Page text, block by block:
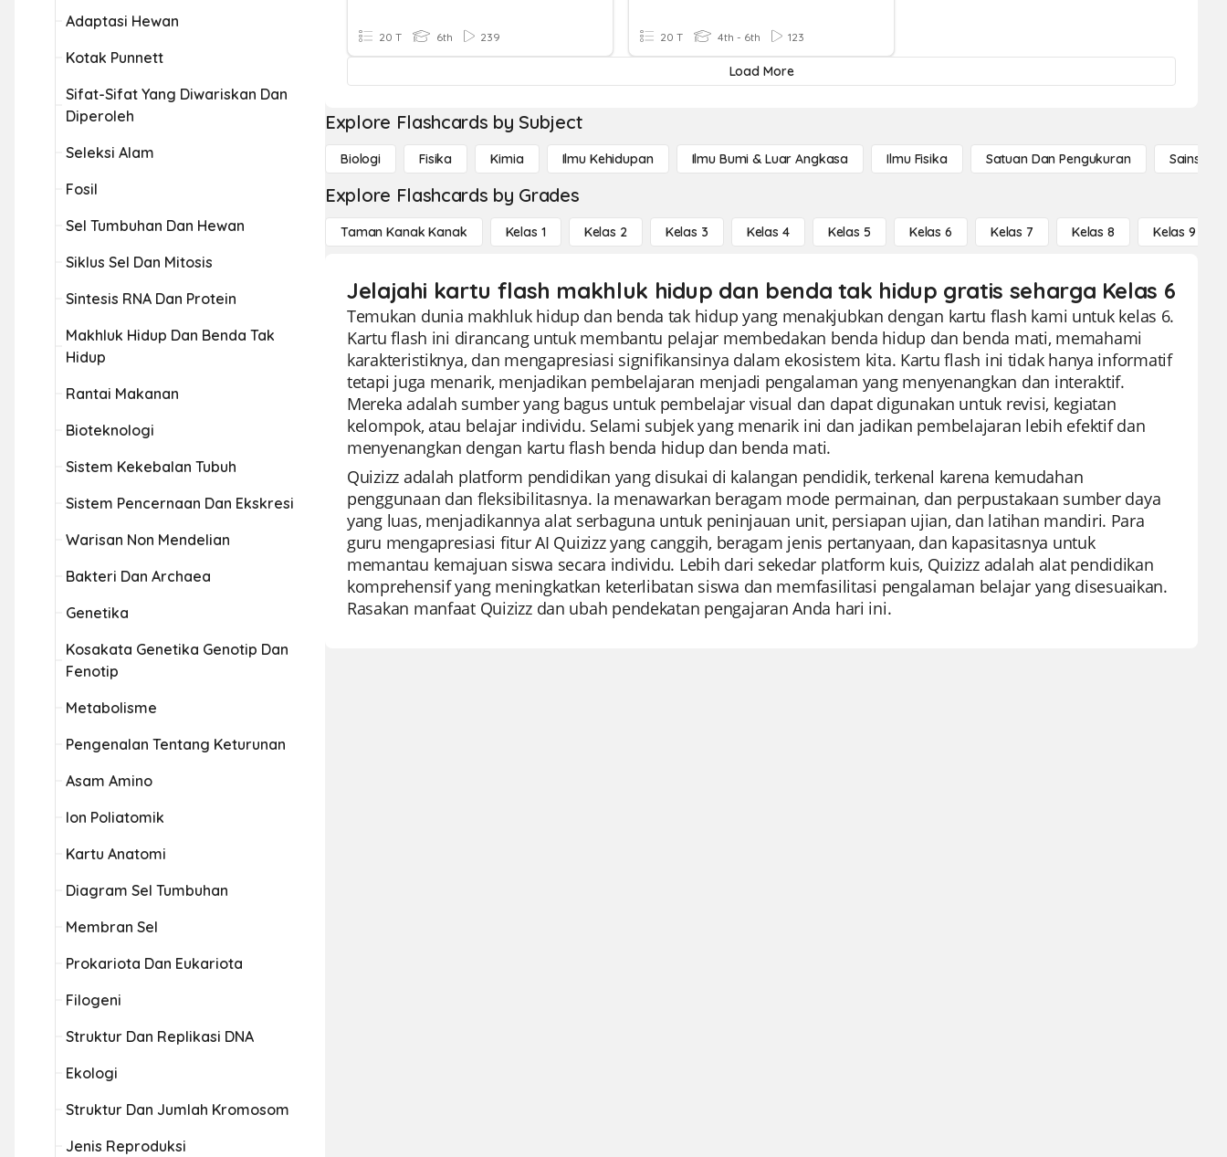
Adaptasi Hewan
Kotak Punnett
Sifat-Sifat Yang Diwariskan Dan
Diperoleh
Seleksi Alam
Fosil
Sel Tumbuhan Dan Hewan
Siklus Sel Dan Mitosis
Sintesis RNA Dan Protein
Makhluk Hidup Dan Benda Tak
Hidup
Rantai Makanan
Bioteknologi
Sistem Kekebalan Tubuh
Sistem Pencernaan Dan Ekskresi
Warisan Non Mendelian
Bakteri Dan Archaea
Genetika
Kosakata Genetika Genotip Dan
Fenotip
Metabolisme
Pengenalan Tentang Keturunan
Asam Amino
Ion Poliatomik
Kartu Anatomi
Diagram Sel Tumbuhan
Membran Sel
Prokariota Dan Eukariota
Filogeni
Struktur Dan Replikasi DNA
Ekologi
Struktur Dan Jumlah Kromosom
Jenis Reproduksi
20 T 6th 239 20 T 4th - 6th 123
Load More
Explore Flashcards by Subject
Biologi Fisika Kimia Ilmu Kehidupan Ilmu Bumi & Luar Angkasa Ilmu Fisika Satuan Dan Pengukuran Sains
Explore Flashcards by Grades
Taman Kanak Kanak Kelas 1 Kelas 2 Kelas 3 Kelas 4 Kelas 5 Kelas 6 Kelas 7 Kelas 8 Kelas 9
Jelajahi kartu flash makhluk hidup dan benda tak hidup gratis seharga Kelas 6
Temukan dunia makhluk hidup dan benda tak hidup yang menakjubkan dengan kartu flash kami untuk kelas 6.
Kartu flash ini dirancang untuk membantu pelajar membedakan benda hidup dan benda mati, memahami
karakteristiknya, dan mengapresiasi signifikansinya dalam ekosistem kita. Kartu flash ini tidak hanya informatif
tetapi juga menarik, menjadikan pembelajaran menjadi pengalaman yang menyenangkan dan interaktif.
Mereka adalah sumber yang bagus untuk pembelajar visual dan dapat digunakan untuk revisi, kegiatan
kelompok, atau belajar individu. Selami subjek yang menarik ini dan jadikan pembelajaran lebih efektif dan
menyenangkan dengan kartu flash benda hidup dan benda mati.
Quizizz adalah platform pendidikan yang disukai di kalangan pendidik, terkenal karena kemudahan
penggunaan dan fleksibilitasnya. Ia menawarkan beragam mode permainan, dan perpustakaan sumber daya
yang luas, menjadikannya alat serbaguna untuk peninjauan unit, persiapan ujian, dan latihan mandiri. Para
guru mengapresiasi fitur AI Quizizz yang canggih, beragam jenis pertanyaan, dan kapasitasnya untuk
memantau kemajuan siswa secara individu. Lebih dari sekedar platform kuis, Quizizz adalah alat pendidikan
komprehensif yang meningkatkan keterlibatan siswa dan memfasilitasi pengalaman belajar yang disesuaikan.
Rasakan manfaat Quizizz dan ubah pendekatan pengajaran Anda hari ini.